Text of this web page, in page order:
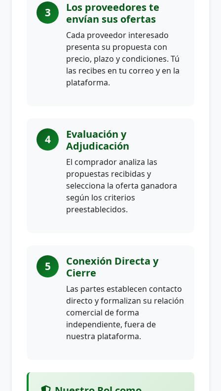
3
Los proveedores te
envían sus ofertas
Cada proveedor interesado
presenta su propuesta con
precio, plazo y condiciones. Tú
las recibes en tu correo y en la
plataforma.
4
Evaluación y
Adjudicación
El comprador analiza las
propuestas recibidas y
selecciona la oferta ganadora
según los criterios
preestablecidos.
5
Conexión Directa y
Cierre
Las partes establecen contacto
directo y formalizan su relación
comercial de forma
independiente, fuera de
nuestra plataforma.